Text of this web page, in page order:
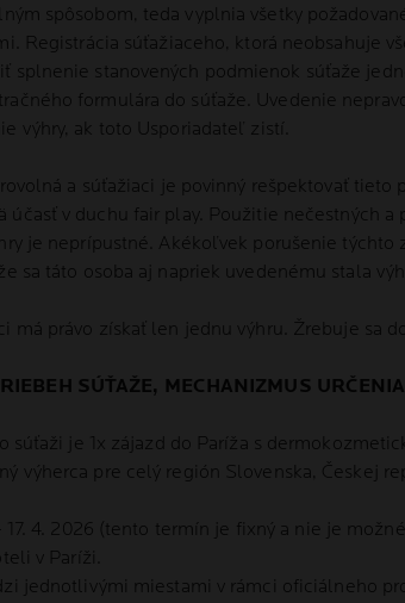
spôsobom, teda vyplnia všetky
Registrácia súťažiaceho, ktorá neobsahuje
splnenie stanovených podmienok súťaže
formulára do súťaže. Uvedenie
výhry, ak toto Usporiadateľ zistí.
a súťažiaci je povinný rešpektovať
účasť v duchu fair play. Použitie nečestných
je neprípustné. Akékoľvek porušenie
sa táto osoba aj napriek uvedenému stala
má právo získať len jednu výhru. Žrebuje sa
SÚŤAŽE, MECHANIZMUS
súťaži je 1x zájazd do Paríža s
výherca pre celý región Slovenska, Českej
17. 4. 2026 (tento termín je fixný a nie je
v Paríži.
jednotlivými miestami v rámci oficiálneho